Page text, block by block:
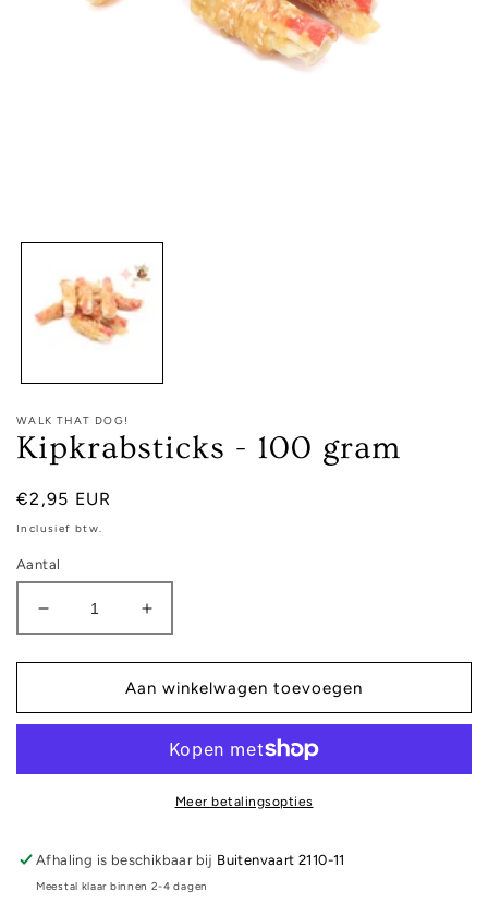
WALK THAT DOG!
Kipkrabsticks - 100 gram
Normale
prijs
€2,95 EUR
Inclusief btw.
Aantal
Aantal
verlagen
voor
Kipkrabsticks
-
Aantal
verhogen
voor
Kipkrabsticks
-
gram
Aan winkelwagen toevoegen
Meer betalingsopties
Afhaling is beschikbaar bij Buitenvaart 2110-11
Meestal klaar binnen 2-4 dagen